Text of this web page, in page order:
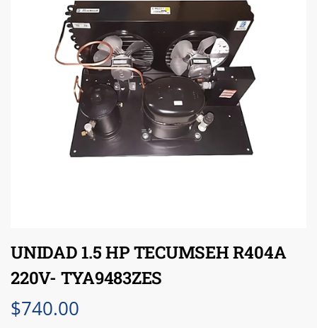
UNIDAD 1.5 HP TECUMSEH R404A
220V- TYA9483ZES
$740.00